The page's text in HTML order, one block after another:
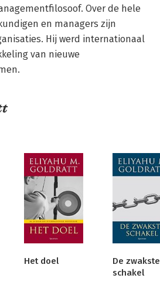
Over de hele
en managers zijn
Hij werd internationaal
van nieuwe
Het doel
De zwakste
schakel